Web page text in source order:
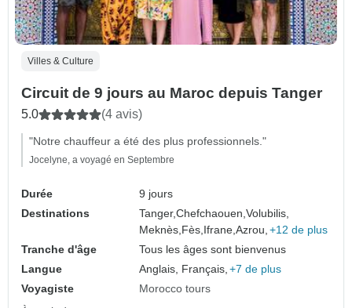
Villes & Culture
Circuit de 9 jours au Maroc depuis Tanger
5.0 (4 avis)
"Notre chauffeur a été des plus professionnels."
Jocelyne, a voyagé en Septembre
Durée
9 jours
Destinations
Tanger,Chefchaouen,Volubilis,
Meknès, Fès, Ifrane,Azrou, +12 de plus
Tranche d'âge
Tous les âges sont bienvenus
Langue
Anglais, Français, +7 de plus
Voyagiste
Morocco tours